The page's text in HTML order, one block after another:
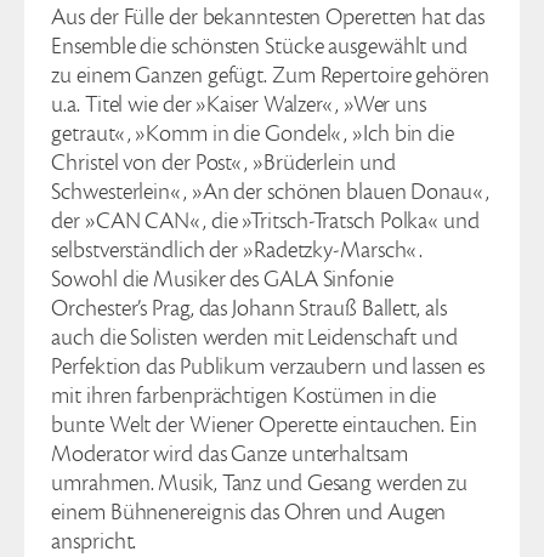
Aus der Fülle der bekanntesten Operetten hat das
Ensemble die schönsten Stücke ausgewählt und
zu einem Ganzen gefügt. Zum Repertoire gehören
u.a. Titel wie der »Kaiser Walzer«, »Wer uns
getraut«, »Komm in die Gondel«, »Ich bin die
Christel von der Post«, »Brüderlein und
Schwesterlein«, »An der schönen blauen Donau«,
der »CAN CAN«, die »Tritsch-Tratsch Polka« und
selbstverständlich der »Radetzky-Marsch«.
Sowohl die Musiker des GALA Sinfonie
Orchester’s Prag, das Johann Strauß Ballett, als
auch die Solisten werden mit Leidenschaft und
Perfektion das Publikum verzaubern und lassen es
mit ihren farbenprächtigen Kostümen in die
bunte Welt der Wiener Operette eintauchen. Ein
Moderator wird das Ganze unterhaltsam
umrahmen. Musik, Tanz und Gesang werden zu
einem Bühnenereignis das Ohren und Augen
anspricht.